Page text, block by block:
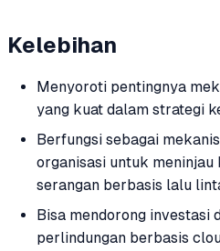
Kelebihan
Menyoroti pentingnya
yang kuat dalam strategi
Berfungsi sebagai
organisasi untuk meninjau
serangan berbasis lalu
Bisa mendorong investasi
perlindungan berbasis